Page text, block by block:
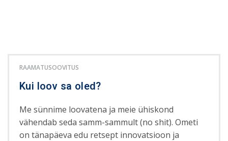
RAAMATUSOOVITUS
Kui loov sa oled?
Me sünnime loovatena ja meie ühiskond
vähendab seda samm-sammult (no shit). Ometi
on tänapäeva edu retsept innovatsioon ja